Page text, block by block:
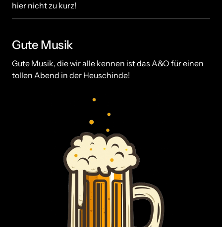
hier nicht zu kurz!
Gute Musik
Gute Musik, die wir alle kennen ist das A&O für einen
tollen Abend in der Heuschinde!